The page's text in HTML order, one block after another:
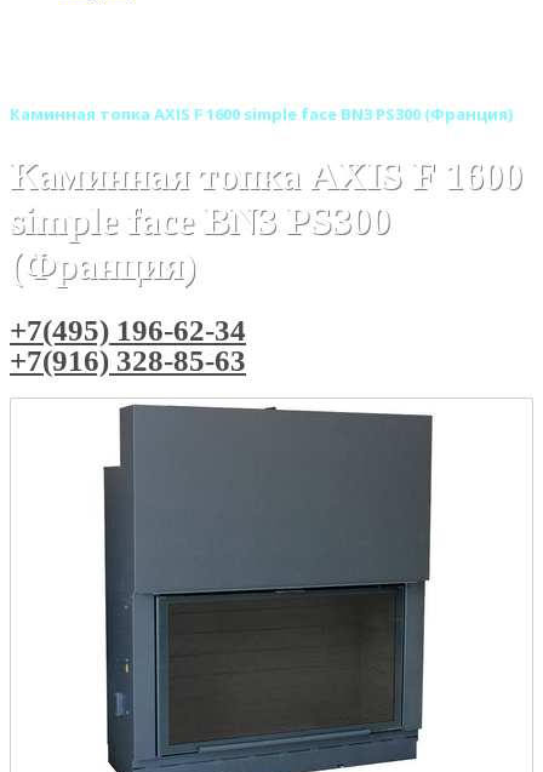
Каминная топка AXIS F 1600 simple face BN3 PS300 (Франция)
Каминная топка AXIS F 1600
simple face BN3 PS300
(Франция)
+7(495) 196-62-34
+7(916) 328-85-63